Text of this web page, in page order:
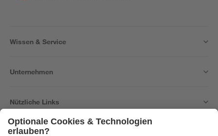
Wissen & Service
Unternehmen
Nützliche Links